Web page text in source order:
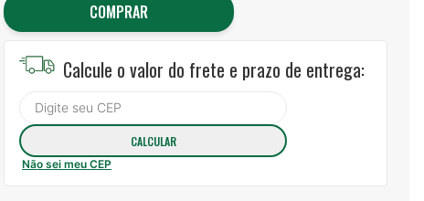
COMPRAR
Calcule o valor do frete e prazo de entrega:
Não sei meu CEP